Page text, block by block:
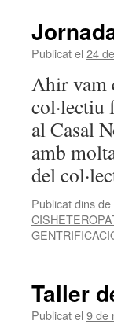
Publicat el 24
Ahir vam
col·lectiu
al Casal
amb
del
Publicat dins de
Taller
Publicat el 9 de